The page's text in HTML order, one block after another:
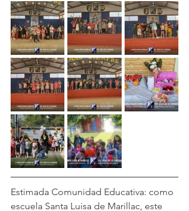
Estimada Comunidad Educativa: como
escuela Santa Luisa de Marillac, este